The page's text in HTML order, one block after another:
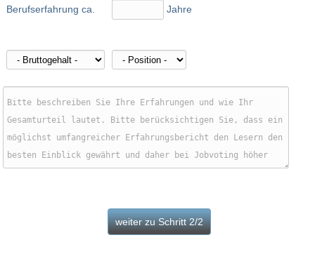
Berufserfahrung ca. Jahre